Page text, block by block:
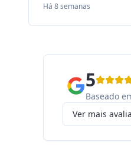
Há 8 semanas
5
Baseado
Ver mais